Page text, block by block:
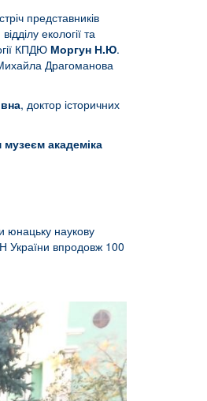
представників
екології та
КПДЮ Моргун Н.Ю.
Михайла Драгоманова
, доктор історичних
академіка
юнацьку наукову
України впродовж 100